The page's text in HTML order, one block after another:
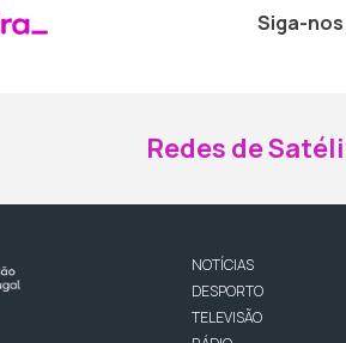
Siga-
Redes de
NOTÍCIAS
DESPORTO
TELEVISÃO